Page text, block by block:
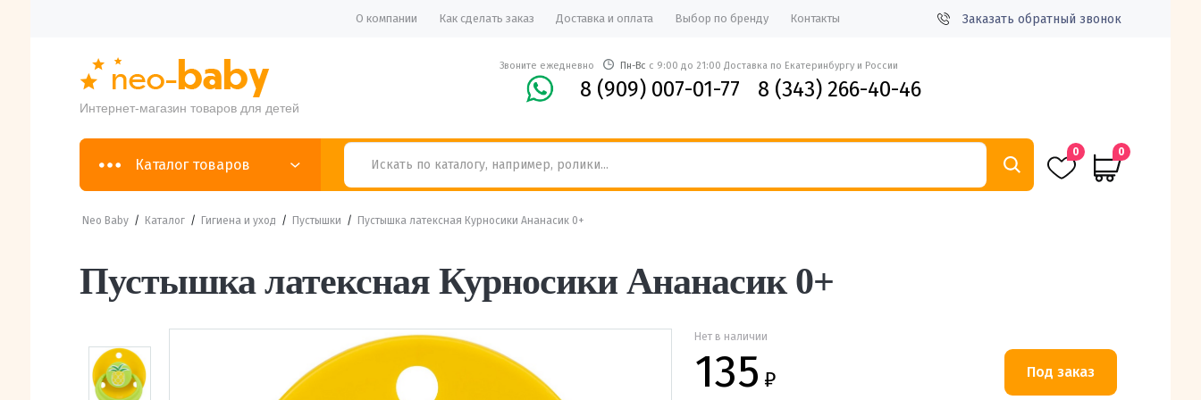
О компании Как сделать заказ Доставка и оплата Выбор по бренду Контакты Заказать обратный звонок
Интернет-магазин товаров для детей
Звоните ежедневно Пн-Вс с 9:00 до 21:00 Доставка по Екатеринбургу и России
8 (909) 007-01-77 8 (343) 266-40-46
Каталог товаров
0 0
Neo Baby/ Каталог/ Гигиена и уход / Пустышки / Пустышка латексная Курносики Ананасик 0+
Пустышка латексная Курносики Ананасик 0+
Нет в наличии
135 ₽